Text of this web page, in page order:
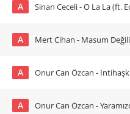
A Sinan Ceceli - O La La (ft.
A Mert Cihan - Masum
A Onur Can Özcan - İntihaşk
A Onur Can Özcan -